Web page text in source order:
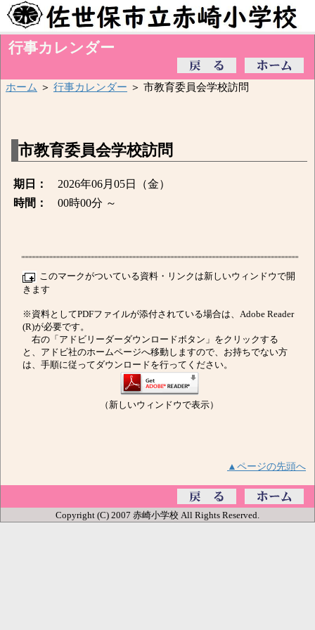
行事カレンダー
ホーム ＞ 行事カレンダー ＞ 市教育委員会学校訪問
市教育委員会学校訪問
期日：
2026年06月05日（金）
時間：
00時00分 ～
このマークがついている資料・リンクは新しいウィンドウで開
きます
※資料としてPDFファイルが添付されている場合は、Adobe Reader
(R)が必要です。
右の「アドビリーダーダウンロードボタン」をクリックする
と、アドビ社のホームページへ移動しますので、お持ちでない方
は、手順に従ってダウンロードを行ってください。
（新しいウィンドウで表示）
▲ページの先頭へ
Copyright (C) 2007 赤崎小学校 All Rights Reserved.